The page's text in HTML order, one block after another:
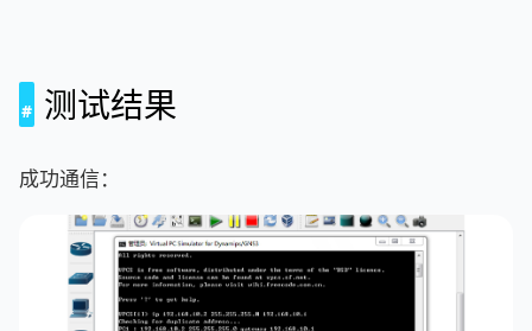
测试结果
成功通信：